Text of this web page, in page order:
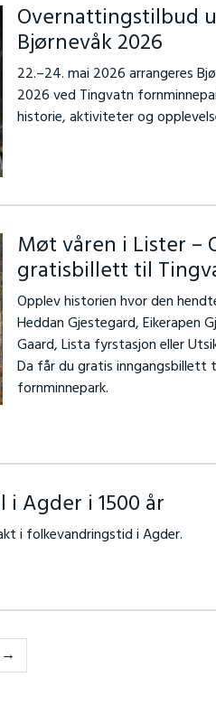
Overnattingstilbud
Bjørnevåk 2026
22.–24. mai 2026 arrangeres
2026 ved Tingvatn
historie, aktiviteter og
Møt våren i Lister –
gratisbillett til
Opplev historien hvor den
Heddan Gjestegard, Eikerapen
Gaard, Lista fyrstasjon eller
Da får du gratis inngangsbillett
fornminnepark.
Agder i 1500 år
i folkevandringstid i Agder.
→